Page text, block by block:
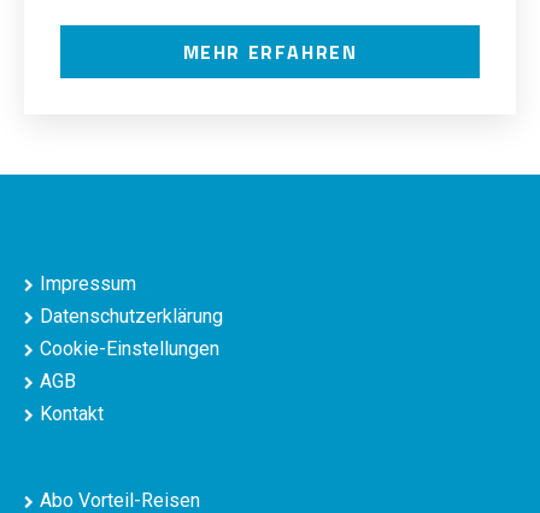
MEHR ERFAHREN
Impressum
Datenschutzerklärung
Cookie-Einstellungen
AGB
Kontakt
Abo Vorteil-Reisen